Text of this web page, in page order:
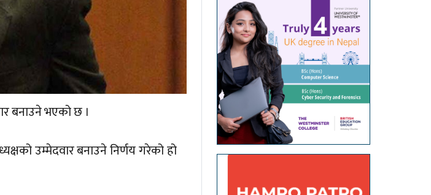
बनाउने भएको छ ।
उम्मेदवार बनाउने निर्णय गरेको हो